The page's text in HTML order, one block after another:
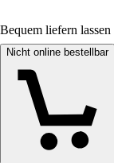
Bequem liefern lassen
Nicht online bestellbar